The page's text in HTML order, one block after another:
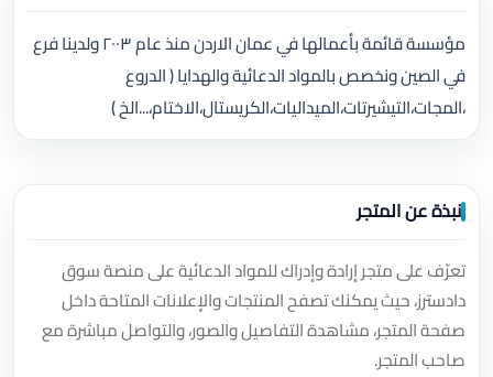
مؤسسة قائمة بأعمالها في عمان الاردن منذ عام ٢٠٠٣ ولدينا فرع
في الصين ونخصص بالمواد الدعائية والهدايا ( الدروع
،المجات،التيشيرتات،الميداليات،الكريستال،الاختام،...الخ )
نبذة عن المتجر
تعرّف على متجر إرادة وإدراك للمواد الدعائية على منصة سوق
دادسترز، حيث يمكنك تصفح المنتجات والإعلانات المتاحة داخل
صفحة المتجر، مشاهدة التفاصيل والصور، والتواصل مباشرة مع
صاحب المتجر.